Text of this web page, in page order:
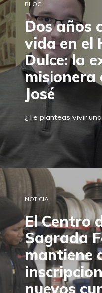
BLOG
Dos años
vida en el
Dulce: la
misionera
José
¿Te planteas vivir
NOTICIA
El Centro
Sagrada
mantiene
nuevos